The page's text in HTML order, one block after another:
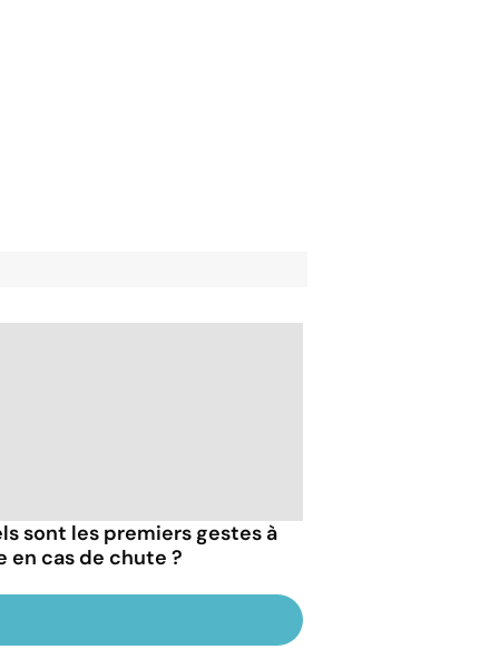
sont les premiers gestes à
en cas de chute ?